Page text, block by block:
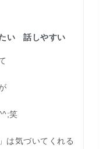
い 話しやすい
笑
は気づいてくれる